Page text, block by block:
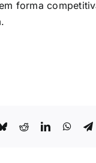
forma